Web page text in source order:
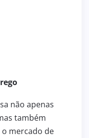
não apenas
também
mercado de